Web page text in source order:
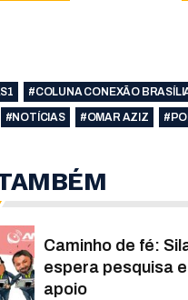
#COLUNA CONEXÃO
#NOTÍCIAS #OMAR AZIZ
Caminho de fé:
espera pesquisa
apoio